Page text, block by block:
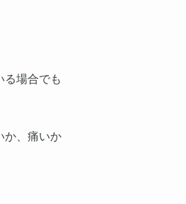
る場合でも
か、痛いか